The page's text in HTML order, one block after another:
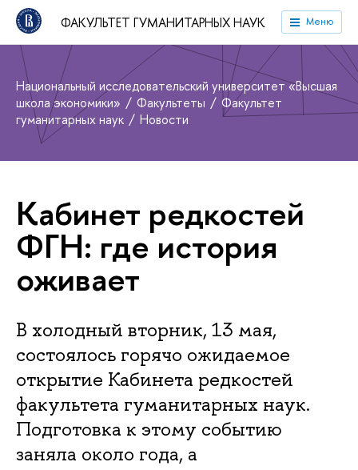
ФАКУЛЬТЕТ ГУМАНИТАРНЫХ НАУК Меню
Национальный исследовательский университет «Высшая
школа экономики»
Факультеты
Факультет
гуманитарных наук
Новости
Кабинет редкостей
ФГН: где история
оживает
В холодный вторник, 13 мая,
состоялось горячо ожидаемое
открытие Кабинета редкостей
факультета гуманитарных наук.
Подготовка к этому событию
заняла около года, а